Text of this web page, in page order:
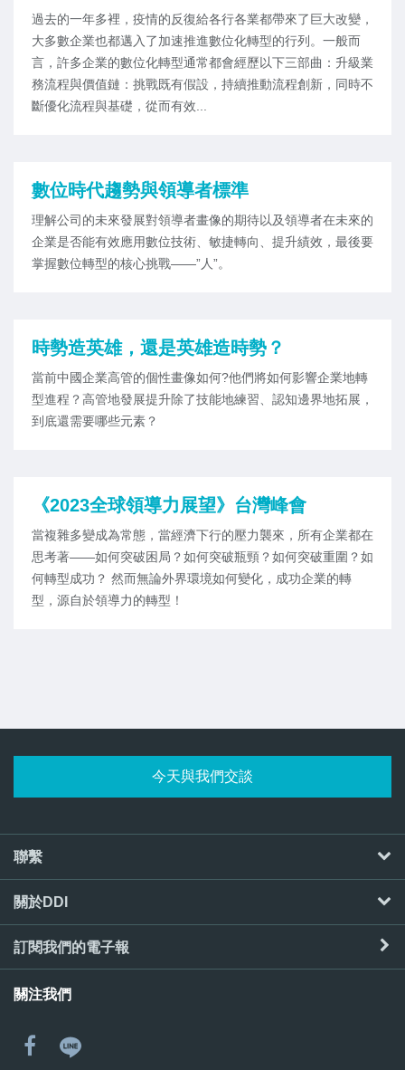
過去的一年多裡，疫情的反復給各行各業都帶來了巨大改變，
大多數企業也都邁入了加速推進數位化轉型的行列。一般而
言，許多企業的數位化轉型通常都會經歷以下三部曲：升級業
務流程與價值鏈：挑戰既有假設，持續推動流程創新，同時不
斷優化流程與基礎，從而有效...
數位時代趨勢與領導者標準
理解公司的未來發展對領導者畫像的期待以及領導者在未來的
企業是否能有效應用數位技術、敏捷轉向、提升績效，最後要
掌握數位轉型的核心挑戰——”人”。
時勢造英雄，還是英雄造時勢？
當前中國企業高管的個性畫像如何?他們將如何影響企業地轉
型進程？高管地發展提升除了技能地練習、認知邊界地拓展，
到底還需要哪些元素？
《2023全球領導力展望》台灣峰會
當複雜多變成為常態，當經濟下行的壓力襲來，所有企業都在
思考著——如何突破困局？如何突破瓶頸？如何突破重圍？如
何轉型成功？ 然而無論外界環境如何變化，成功企業的轉
型，源自於領導力的轉型！
今天與我們交談
聯繫
關於DDI
訂閱我們的電子報
關注我們